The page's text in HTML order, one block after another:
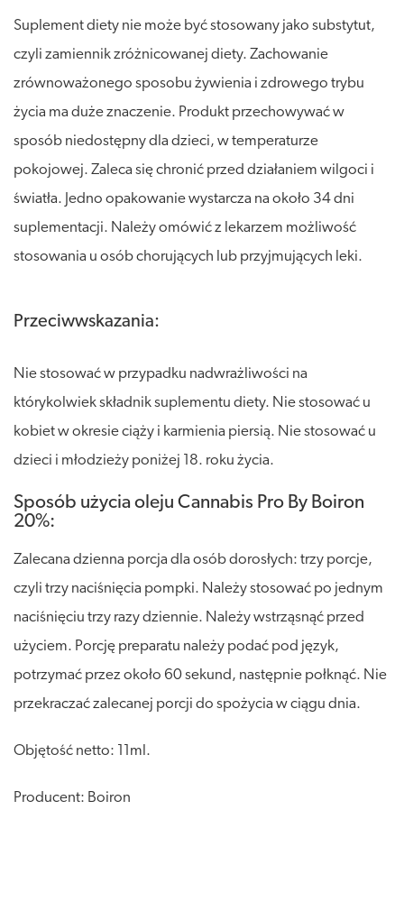
Suplement diety nie może być stosowany jako substytut,
czyli zamiennik zróżnicowanej diety. Zachowanie
zrównoważonego sposobu żywienia i zdrowego trybu
życia ma duże znaczenie. Produkt przechowywać w
sposób niedostępny dla dzieci, w temperaturze
pokojowej. Zaleca się chronić przed działaniem wilgoci i
światła. Jedno opakowanie wystarcza na około 34 dni
suplementacji. Należy omówić z lekarzem możliwość
stosowania u osób chorujących lub przyjmujących leki.
Przeciwwskazania:
Nie stosować w przypadku nadwrażliwości na
którykolwiek składnik suplementu diety. Nie stosować u
kobiet w okresie ciąży i karmienia piersią. Nie stosować u
dzieci i młodzieży poniżej 18. roku życia.
Sposób użycia oleju Cannabis Pro By Boiron
20%:
Zalecana dzienna porcja dla osób dorosłych: trzy porcje,
czyli trzy naciśnięcia pompki. Należy stosować po jednym
naciśnięciu trzy razy dziennie. Należy wstrząsnąć przed
użyciem. Porcję preparatu należy podać pod język,
potrzymać przez około 60 sekund, następnie połknąć. Nie
przekraczać zalecanej porcji do spożycia w ciągu dnia.
Objętość netto: 11ml.
Producent: Boiron